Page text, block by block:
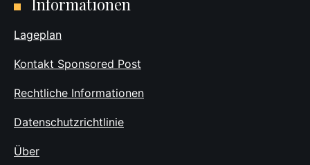
Lageplan
Kontakt Sponsored Post
Rechtliche Informationen
Datenschutzrichtlinie
Über